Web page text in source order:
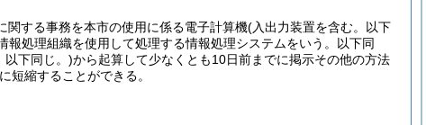
関する事務を本市の使用に係る電子計算機(入出力装置を含む。以下
処理組織を使用して処理する情報処理システムをいう。以下同
以下同じ。)から起算して少なくとも10日前までに掲示その他の方法
短縮することができる。